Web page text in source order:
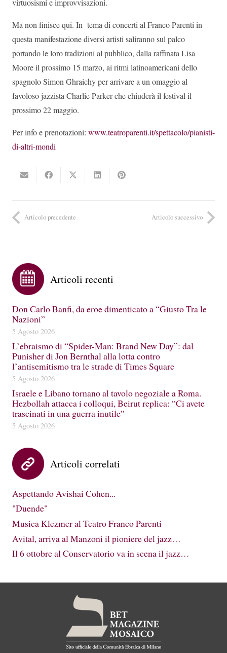
virtuosismi e improvvisazioni.
Ma non finisce qui. In tema di concerti al Franco Parenti in
questa manifestazione diversi artisti saliranno sul palco
portando le loro tradizioni al pubblico, dalla raffinata Lisa
Moore il prossimo 15 marzo, ai ritmi latinoamericani dello
spagnolo Simon Ghraichy per arrivare a un omaggio al
favoloso jazzista Charlie Parker che chiuderà il festival il
prossimo 22 maggio.
Per info e prenotazioni: www.teatroparenti.it/spettacolo/pianisti-
di-altri-mondi
Articolo precedente Articolo successivo
Articoli recenti
Don Carlo Banfi, da eroe dimenticato a “Giusto Tra le
Nazioni”
5 Agosto 2026
L’ebraismo di “Spider-Man: Brand New Day”: dal
Punisher di Jon Bernthal alla lotta contro
l’antisemitismo tra le strade di Times Square
5 Agosto 2026
Israele e Libano tornano al tavolo negoziale a Roma.
Hezbollah attacca i colloqui, Beirut replica: “Ci avete
trascinati in una guerra inutile”
5 Agosto 2026
Articoli correlati
Aspettando Avishai Cohen...
"Duende"
Musica Klezmer al Teatro Franco Parenti
Avital, arriva al Manzoni il pioniere del jazz…
Il 6 ottobre al Conservatorio va in scena il jazz…